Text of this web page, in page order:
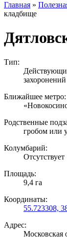
Главная »
кладбище
Тип:
захоронений
Ближайшее метро:
Родственные
гробом или
Колумбарий:
Отсутствует
Площадь:
9,4 га
Координаты:
55.723308,
Адрес:
Московская